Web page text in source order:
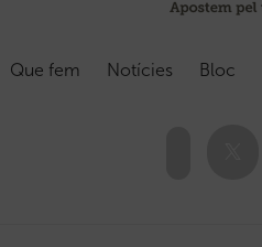
Que fem Notícies Bloc